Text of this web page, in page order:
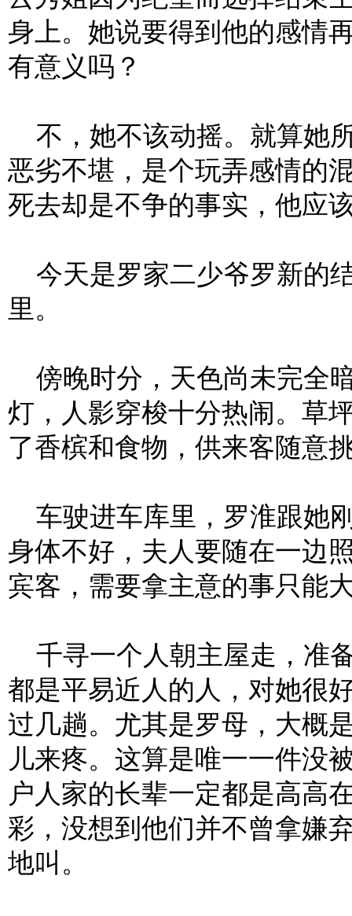
身上。她说要得到他的感情
有意义吗？
不，她不该动摇。就算她
恶劣不堪，是个玩弄感情的
死去却是不争的事实，他应
今天是罗家二少爷罗新的
里。
傍晚时分，天色尚未完全
灯，人影穿梭十分热闹。草
了香槟和食物，供来客随意
车驶进车库里，罗淮跟她
身体不好，夫人要随在一边
宾客，需要拿主意的事只能
千寻一个人朝主屋走，准
都是平易近人的人，对她很
过几趟。尤其是罗母，大概
儿来疼。这算是唯一一件没
户人家的长辈一定都是高高
彩，没想到他们并不曾拿嫌
地叫。